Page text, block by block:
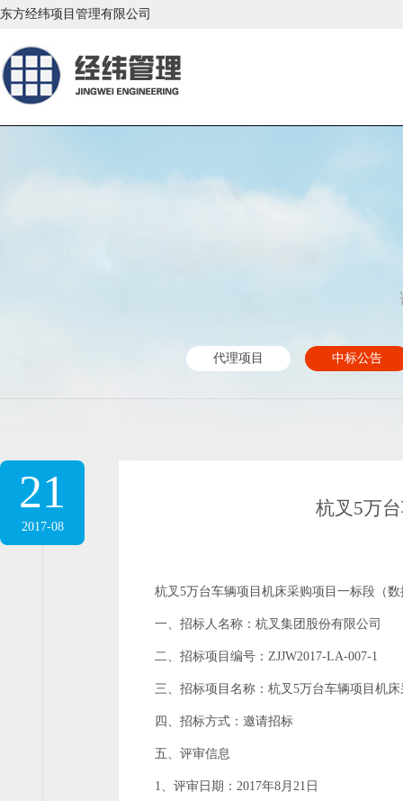
东方经纬项目管理有限公司
代理项目 中标公告
21
2017-08
杭叉5万
杭叉5万台车辆项目机床采购项目一标段（
一、招标人名称：杭叉集团股份有限公司
二、招标项目编号：ZJJW2017-LA-007-1
三、招标项目名称：杭叉5万台车辆项目机
四、招标方式：邀请招标
五、评审信息
1、评审日期：2017年8月21日